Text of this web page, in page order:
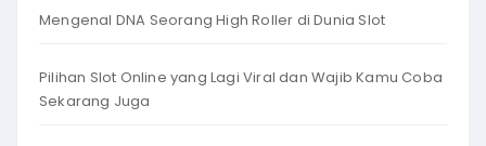
Mengenal DNA Seorang High Roller di Dunia Slot
Pilihan Slot Online yang Lagi Viral dan Wajib Kamu Coba
Sekarang Juga